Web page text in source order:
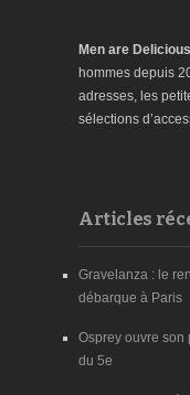
Men are Delicious
hommes depuis
adresses, les
sélections
Articles
Gravelanza : le
débarque à Paris
Osprey ouvre
du 5e